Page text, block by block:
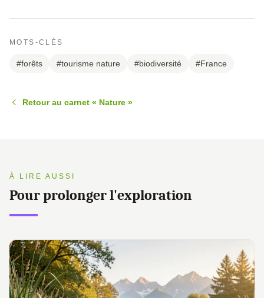
MOTS-CLÉS
#forêts #tourisme nature #biodiversité #France
Retour au carnet « Nature »
À LIRE AUSSI
Pour prolonger l'exploration